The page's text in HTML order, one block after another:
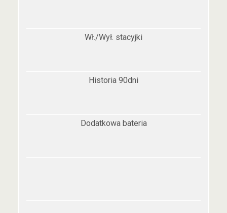
Wł./Wył. stacyjki
Historia 90dni
Dodatkowa bateria